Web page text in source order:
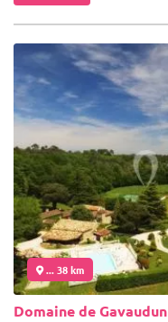
... 38 km
Domaine de Gavaudun